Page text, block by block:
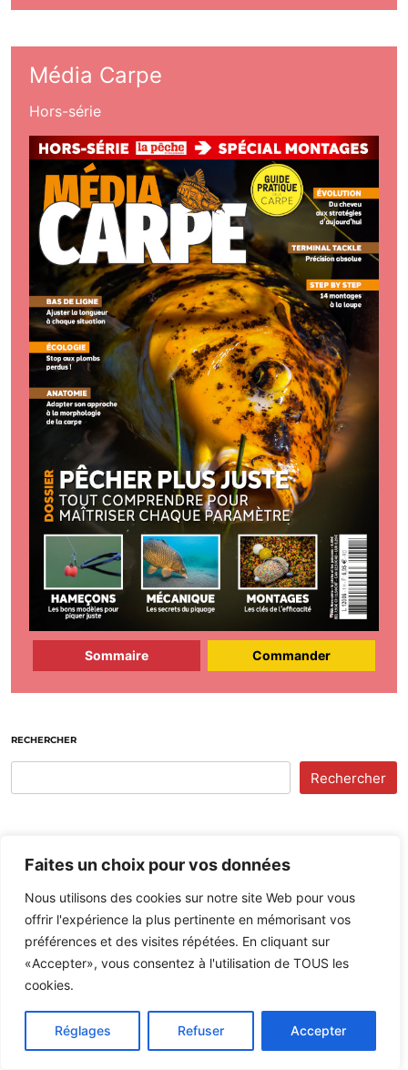
Faites un choix pour vos données
Nous utilisons des cookies sur notre site Web pour vous
offrir l'expérience la plus pertinente en mémorisant vos
préférences et des visites répétées. En cliquant sur
«Accepter», vous consentez à l'utilisation de TOUS les
cookies.
Réglages Refuser Accepter
Média Carpe
Hors-série
Sommaire Commander
RECHERCHER
Rechercher
30,100 abonnés